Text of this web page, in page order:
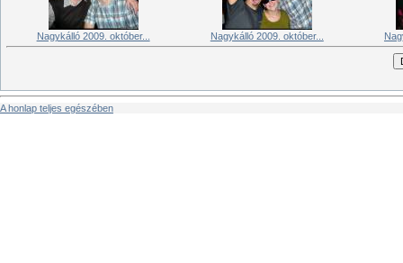
Nagykálló 2009. október... Nagykálló 2009. október...
A honlap teljes egészében